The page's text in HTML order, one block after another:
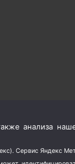
анализа
Сервис Яндекс